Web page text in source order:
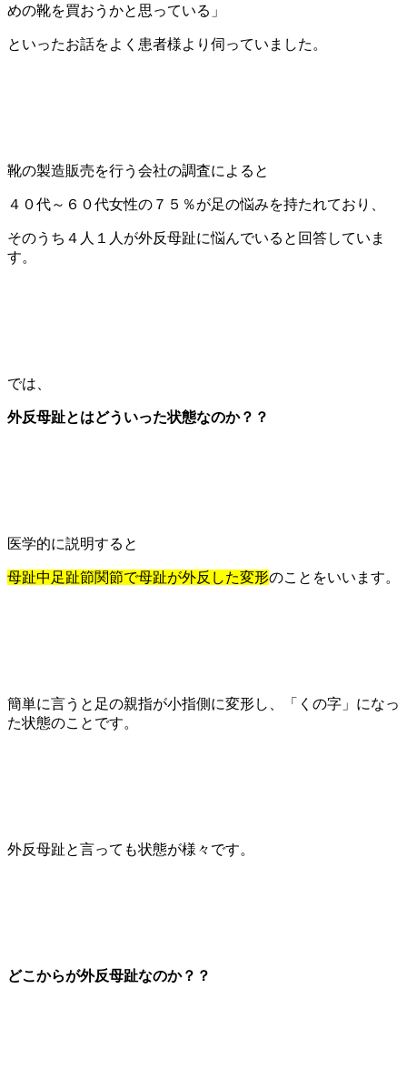
めの靴を買おうかと思っている」
といったお話をよく患者様より伺っていました。
靴の製造販売を行う会社の調査によると
４０代～６０代女性の７５％が足の悩みを持たれており、
そのうち４人１人が外反母趾に悩んでいると回答していま
す。
では、
外反母趾とはどういった状態なのか？？
医学的に説明すると
母趾中足趾節関節で母趾が外反した変形のことをいいます。
簡単に言うと足の親指が小指側に変形し、「くの字」になっ
た状態のことです。
外反母趾と言っても状態が様々です。
どこからが外反母趾なのか？？